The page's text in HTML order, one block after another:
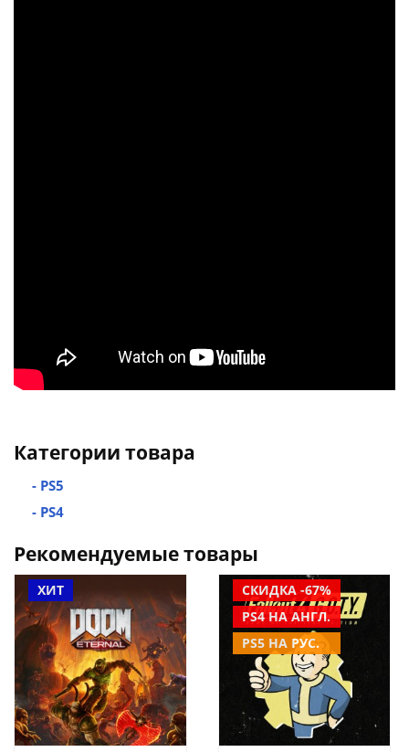
Категории товара
- PS5
- PS4
Рекомендуемые товары
ХИТ
СКИДКА -67%
PS4 НА АНГЛ.
PS5 НА РУС.